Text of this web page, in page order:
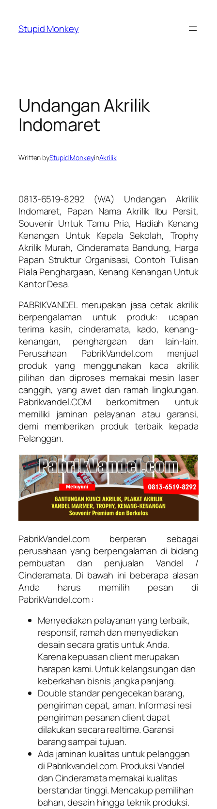
content
Stupid Monkey
Undangan Akrilik
Indomaret
Written byStupid MonkeyinAkrilik
0813-6519-8292 (WA) Undangan Akrilik
Indomaret, Papan Nama Akrilik Ibu Persit,
Souvenir Untuk Tamu Pria, Hadiah Kenang
Kenangan Untuk Kepala Sekolah, Trophy
Akrilik Murah, Cinderamata Bandung, Harga
Papan Struktur Organisasi, Contoh Tulisan
Piala Penghargaan, Kenang Kenangan Untuk
Kantor Desa.
PABRIKVANDEL merupakan jasa cetak akrilik
berpengalaman untuk produk: ucapan
terima kasih, cinderamata, kado, kenang-
kenangan, penghargaan dan lain-lain.
Perusahaan PabrikVandel.com menjual
produk yang menggunakan kaca akrilik
pilihan dan diproses memakai mesin laser
canggih, yang awet dan ramah lingkungan.
Pabrikvandel.COM berkomitmen untuk
memiliki jaminan pelayanan atau garansi,
demi memberikan produk terbaik kepada
Pelanggan.
PabrikVandel.com berperan sebagai
perusahaan yang berpengalaman di bidang
pembuatan dan penjualan Vandel /
Cinderamata. Di bawah ini beberapa alasan
Anda harus memilih pesan di
PabrikVandel.com :
Menyediakan pelayanan yang terbaik,
responsif, ramah dan menyediakan
desain secara gratis untuk Anda.
Karena kepuasan client merupakan
harapan kami. Untuk kelangsungan dan
keberkahan bisnis jangka panjang.
Double standar pengecekan barang,
pengiriman cepat, aman. Informasi resi
pengiriman pesanan client dapat
dilakukan secara realtime. Garansi
barang sampai tujuan.
Ada jaminan kualitas untuk pelanggan
di Pabrikvandel.com. Produksi Vandel
dan Cinderamata memakai kualitas
berstandar tinggi. Mencakup pemilihan
bahan, desain hingga teknik produksi.